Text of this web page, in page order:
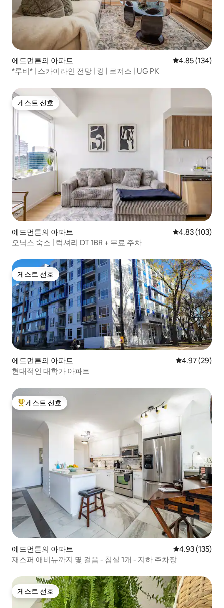
에드먼튼의 아파트 평점 4.85점(5
4.85 (134)
*루비* | 스카이라인 전망 | 킹 | 로저스 | UG PK
게스트 선호
게스트 선호
에드먼튼의 아파트 평점 4.83점(5
4.83 (103)
오닉스 숙소 | 럭셔리 DT 1BR + 무료 주차
게스트 선호
게스트 선호
에드먼튼의 아파트 평점 4.97점(5
4.97 (29)
현대적인 대학가 아파트
상위 게스트 선호
게스트 선호
에드먼튼의 아파트 평점 4.93점(5
4.93 (135)
재스퍼 애비뉴까지 몇 걸음 - 침실 1개 - 지하 주차장
게스트 선호
게스트 선호